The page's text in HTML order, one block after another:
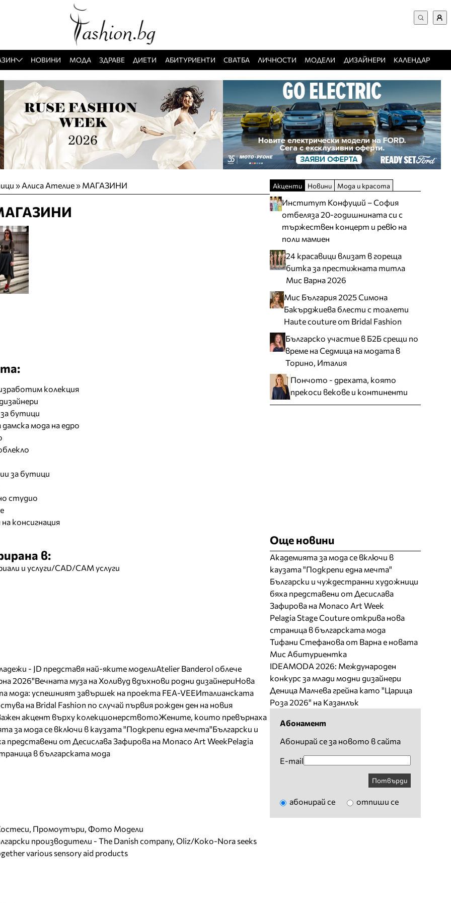
Забравена парола
Регистрация
Добавяне на фирма
Защо да се регистрирам
НОВИНИ МОДА ЗДРАВЕ ДИЕТИ АБИТУРИЕНТИ СВАТБА ЛИЧНОСТИ МОДЕЛИ ДИЗАЙНЕРИ КАЛЕНДАР
» Алиса Ателие» МАГАЗИНИ
колекция
бутици
дамска мода на едро
за бутици
студио
консигнация
в:
и услуги/CAD/CAM услуги
- JD представя най-яките моделиAtelier Banderol облече
2026"Вечната муза на Холивуд вдъхнови родни дизайнериНова
мода: успешният завършек на проекта FEA-VEEИталианската
на Bridal Fashion по случай първия рожден ден на новия
акцент върху колекционерствотоЖените, които превърнаха
за мода се включи в каузата "Подкрепи една мечта"Български и
представени от Десислава Зафирова на Monaco Art WeekPelagia
в българската мода
Промоутъри, Фото Модели
производители - The Danish company, Oliz/Koko-Nora seeks
various sensory aid products
Акценти Новини Мода и красота
Институт Конфуций – София
отбеляза 20-годишнината си с
тържествен концерт и ревю на
поли мамиен
24 красавици влизат в гореща
битка за престижната титла
Мис Варна 2026
Мис България 2025 Симона
Бакърджиева блести с тоалети
Haute couture от Bridal Fashion
Българско участие в Б2Б срещи по
време на Седмица на модата в
Торино, Италия
Пончото - дрехата, която
прекоси векове и континенти
Още новини
Академията за мода се включи в
каузата "Подкрепи една мечта"
Български и чуждестранни художници
бяха представени от Десислава
Зафирова на Monaco Art Week
Pelagia Stage Couture открива нова
страница в българската мода
Тифани Стефанова от Варна е новата
Мис Абитуриентка
IDEAMODA 2026: Международен
конкурс за млади модни дизайнери
Деница Малчева грейна като "Царица
Роза 2026" на Казанлък
Абонамент
Абонирай се за новото в сайта
E-mail
Потвърди
абонирай се отпиши се